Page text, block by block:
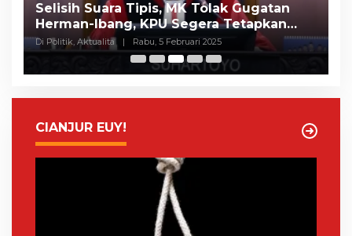
Selisih Suara Tipis, MK Tolak Gugatan
Herman-Ibang, KPU Segera Tetapkan
Wahyu-Ramzi
Di Politik, Aktualita | Rabu, 5 Februari 2025
CIANJUR EUY!